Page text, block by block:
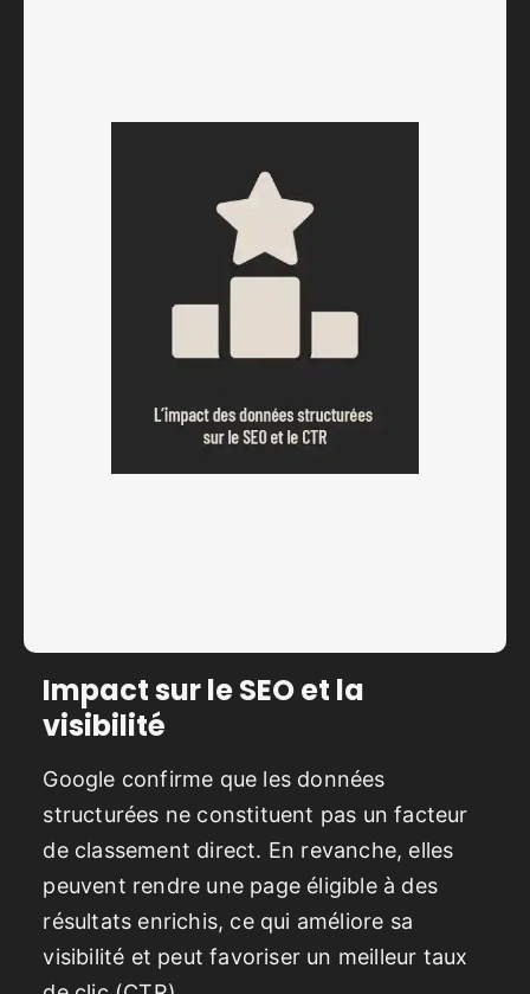
Impact sur le SEO et la
visibilité
Google confirme que les données
structurées ne constituent pas un facteur
de classement direct. En revanche, elles
peuvent rendre une page éligible à des
résultats enrichis, ce qui améliore sa
visibilité et peut favoriser un meilleur taux